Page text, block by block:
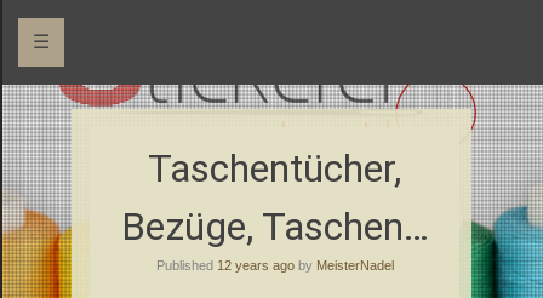
☰
Stickerei Metz
Qualität von Meisterhand
Taschentücher,
Bezüge, Taschen…
Published 12 years agoby MeisterNadel